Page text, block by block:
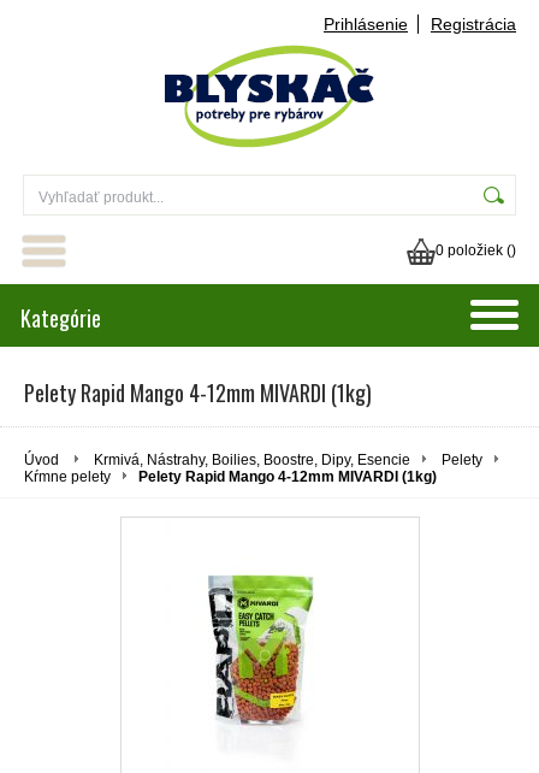
Prihlásenie Registrácia
0 položiek ()
Kategórie
Pelety Rapid Mango 4-12mm MIVARDI (1kg)
Úvod Krmivá, Nástrahy, Boilies, Boostre, Dipy, Esencie
Pelety
Kŕmne pelety
Pelety Rapid Mango 4-12mm MIVARDI (1kg)